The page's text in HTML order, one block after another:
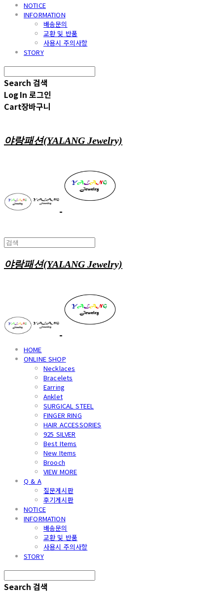
NOTICE
INFORMATION
배송문의
교환 및 반품
사용시 주의사항
STORY
Search 검색
Log In 로그인
Cart장바구니
야랑패션(YALANG Jewelry)
야랑패션(YALANG Jewelry)
HOME
ONLINE SHOP
Necklaces
Bracelets
Earring
Anklet
SURGICAL STEEL
FINGER RING
HAIR ACCESSORIES
925 SILVER
Best Items
New Items
Brooch
VIEW MORE
Q & A
질문게시판
후기게시판
NOTICE
INFORMATION
배송문의
교환 및 반품
사용시 주의사항
STORY
Search 검색